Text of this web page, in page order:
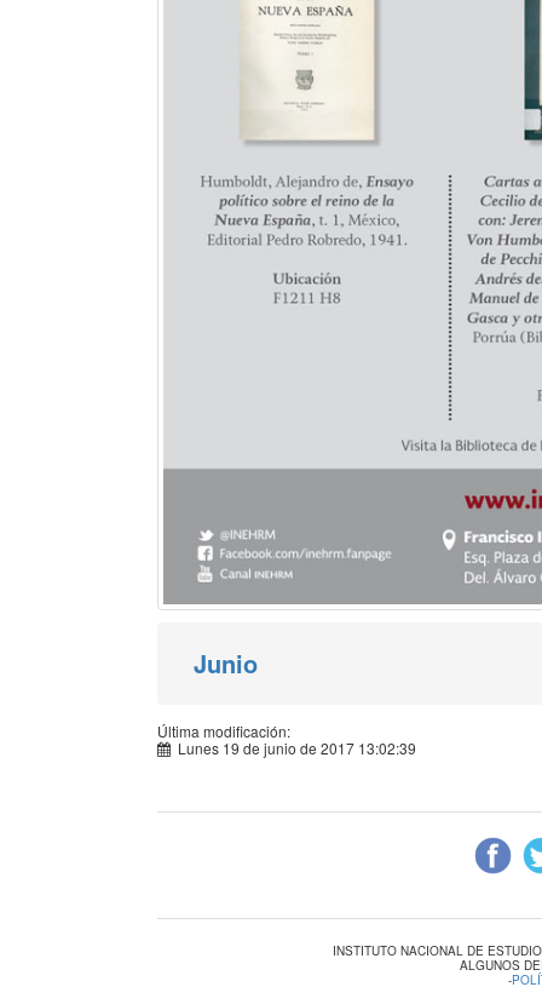
Junio
Última modificación:
Lunes 19 de junio de 2017 13:02:39
INSTITUTO NACIONAL DE
ALGUNOS
-